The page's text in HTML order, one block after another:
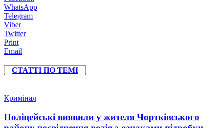
WhatsApp
Telegram
Viber
Twitter
Print
Email
СТАТТІ ПО ТЕМІ
Кримінал
Поліцейські виявили у жителя Чортківського